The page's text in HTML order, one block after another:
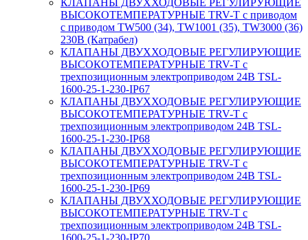
КЛАПАНЫ ДВУХХОДОВЫЕ РЕГУЛИРУЮЩИЕ
ВЫСОКОТЕМПЕРАТУРНЫЕ TRV-T с приводом
с приводом TW500 (34), TW1001 (35), TW3000 (36)
230В (Катрабел)
КЛАПАНЫ ДВУХХОДОВЫЕ РЕГУЛИРУЮЩИЕ
ВЫСОКОТЕМПЕРАТУРНЫЕ TRV-T с
трехпозиционным электроприводом 24В TSL-
1600-25-1-230-IP67
КЛАПАНЫ ДВУХХОДОВЫЕ РЕГУЛИРУЮЩИЕ
ВЫСОКОТЕМПЕРАТУРНЫЕ TRV-T с
трехпозиционным электроприводом 24В TSL-
1600-25-1-230-IP68
КЛАПАНЫ ДВУХХОДОВЫЕ РЕГУЛИРУЮЩИЕ
ВЫСОКОТЕМПЕРАТУРНЫЕ TRV-T с
трехпозиционным электроприводом 24В TSL-
1600-25-1-230-IP69
КЛАПАНЫ ДВУХХОДОВЫЕ РЕГУЛИРУЮЩИЕ
ВЫСОКОТЕМПЕРАТУРНЫЕ TRV-T с
трехпозиционным электроприводом 24В TSL-
1600-25-1-230-IP70